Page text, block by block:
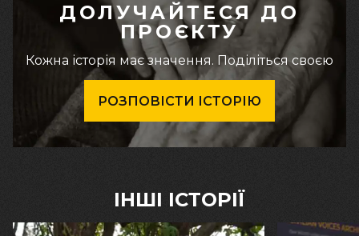
ДОЛУЧАЙТЕСЯ ДО
ПРОЄКТУ
Кожна історія має значення. Поділіться своєю
РОЗПОВІСТИ ІСТОРІЮ
ІНШІ ІСТОРІЇ